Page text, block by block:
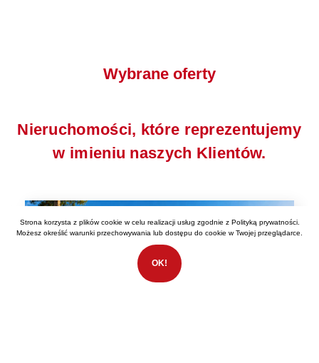
Wybrane oferty
Nieruchomości, które reprezentujemy
w imieniu naszych Klientów.
Strona korzysta z plików cookie w celu realizacji usług zgodnie z Polityką prywatności.
Możesz określić warunki przechowywania lub dostępu do cookie w Twojej przeglądarce.
OK!